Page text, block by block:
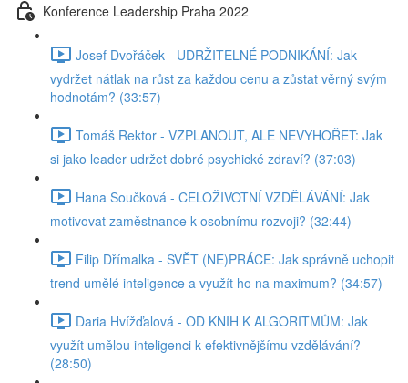
Konference Leadership Praha 2022
Josef Dvořáček - UDRŽITELNÉ PODNIKÁNÍ: Jak
vydržet nátlak na růst za každou cenu a zůstat věrný svým
hodnotám? (33:57)
Tomáš Rektor - VZPLANOUT, ALE NEVYHOŘET: Jak
si jako leader udržet dobré psychické zdraví? (37:03)
Hana Součková - CELOŽIVOTNÍ VZDĚLÁVÁNÍ: Jak
motivovat zaměstnance k osobnímu rozvoji? (32:44)
Filip Dřímalka - SVĚT (NE)PRÁCE: Jak správně uchopit
trend umělé inteligence a využít ho na maximum? (34:57)
Daria Hvížďalová - OD KNIH K ALGORITMŮM: Jak
využít umělou inteligenci k efektivnějšímu vzdělávání?
(28:50)